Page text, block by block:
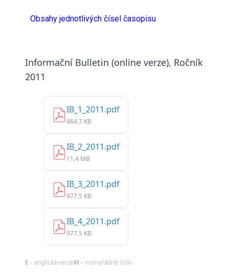
Obsahy jednotlivých čísel časopisu
Informační Bulletin (online verze), Ročník
2011
IB_1_2011.pdf
464.7 KB
IB_2_2011.pdf
11.4 MB
IB_3_2011.pdf
977.5 KB
IB_4_2011.pdf
977.5 KB
E – anglická verzeM – mimořádné číslo